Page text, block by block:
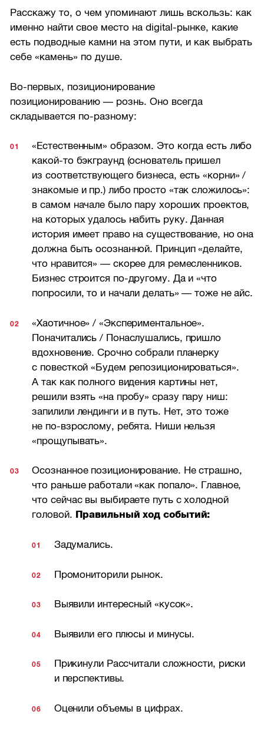
Расскажу то, о чем упоминают лишь вскользь: как
именно найти свое место на digital-рынке, какие
есть подводные камни на этом пути, и как выбрать
себе «камень» по душе.
Во-первых, позиционирование
позиционированию — рознь. Оно всегда
складывается по-разному:
«Естественным» образом. Это когда есть либо
какой-то бэкграунд (основатель пришел
из соответствующего бизнеса, есть «корни» /
знакомые и пр.) либо просто «так сложилось»:
в самом начале было пару хороших проектов,
на которых удалось набить руку. Данная
история имеет право на существование, но она
должна быть осознанной. Принцип «делайте,
что нравится» — скорее для ремесленников.
Бизнес строится по-другому. Да и «что
попросили, то и начали делать» — тоже не айс.
«Хаотичное» / «Экспериментальное».
Поначитались / Понаслушались, пришло
вдохновение. Срочно собрали планерку
с повесткой «Будем репозиционироваться».
А так как полного видения картины нет,
решили взять «на пробу» сразу пару ниш:
запилили лендинги и в путь. Нет, это тоже
не по-взрослому, ребята. Ниши нельзя
«прощупывать».
Осознанное позиционирование. Не страшно,
что раньше работали «как попало». Главное,
что сейчас вы выбираете путь с холодной
головой. Правильный ход событий:
Задумались.
Промониторили рынок.
Выявили интересный «кусок».
Выявили его плюсы и минусы.
Прикинули Рассчитали сложности, риски
и перспективы.
Оценили объемы в цифрах.